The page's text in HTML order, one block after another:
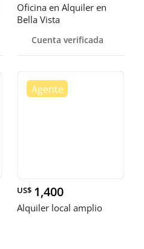
Oficina en Alquiler en
Bella Vista
Cuenta verificada
US$ 1,400
Alquiler local amplio